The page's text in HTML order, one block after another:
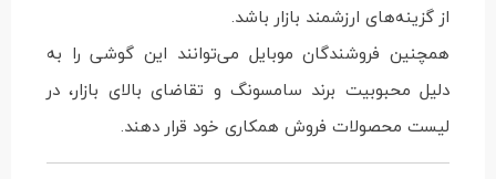
از گزینه‌های ارزشمند بازار باشد.
همچنین فروشندگان موبایل می‌توانند این گوشی را به
دلیل محبوبیت برند سامسونگ و تقاضای بالای بازار، در
لیست محصولات فروش همکاری خود قرار دهند.